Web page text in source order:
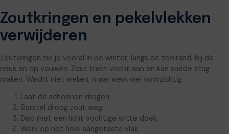
Zoutkringen en pekelvlekken
verwijderen
Zoutkringen zie je vooral in de winter, langs de zoolrand, bij de
neus en op vouwen. Zout trekt vocht aan en kan suède stug
maken. Wacht niet weken, maar werk wel voorzichtig.
Laat de schoenen drogen.
Borstel droog zout weg.
Dep met een licht vochtige witte doek.
Werk op het hele aangetaste vlak.